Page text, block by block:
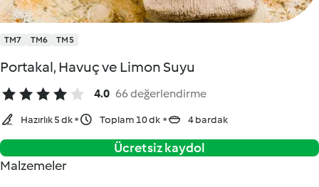
TM7 TM6 TM5
Portakal, Havuç ve Limon Suyu
4.0 66 değerlendirme
Hazırlık 5 dk Toplam 10 dk 4 bardak
Ücretsiz kaydol
Malzemeler